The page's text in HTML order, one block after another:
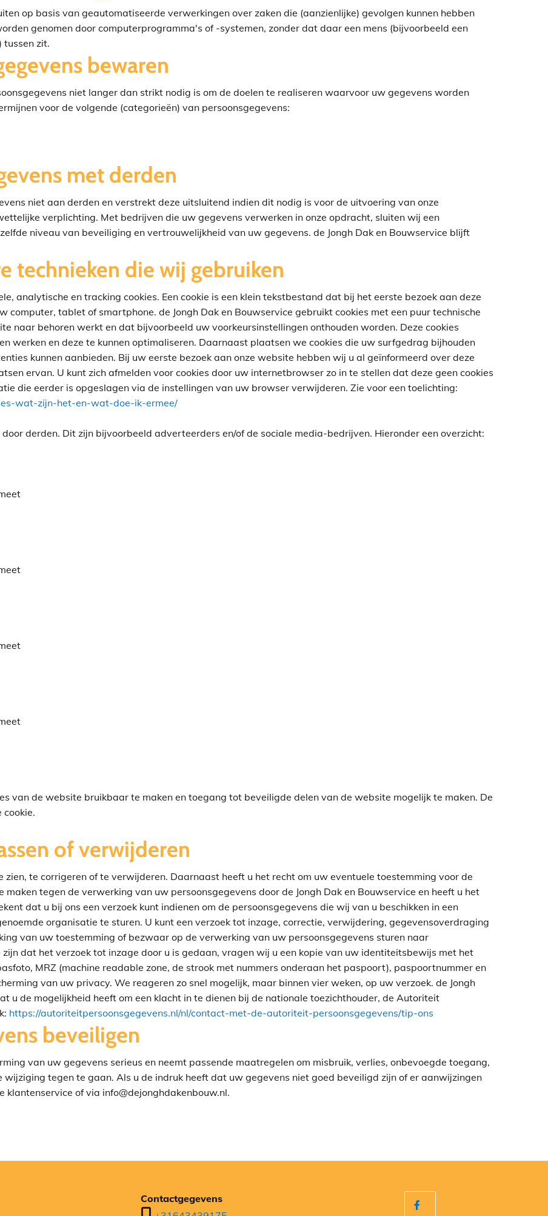
op basis van geautomatiseerde verwerkingen over zaken die (aanzienlijke) gevolgen kunnen hebben
genomen door computerprogramma's of -systemen, zonder dat daar een mens (bijvoorbeeld een
tussen zit.
bewaren
niet langer dan strikt nodig is om de doelen te realiseren waarvoor uw gegevens worden
voor de volgende (categorieën) van persoonsgegevens:
met derden
niet aan derden en verstrekt deze uitsluitend indien dit nodig is voor de uitvoering van onze
verplichting. Met bedrijven die uw gegevens verwerken in onze opdracht, sluiten wij een
niveau van beveiliging en vertrouwelijkheid van uw gegevens. de Jongh Dak en Bouwservice blijft
technieken die wij gebruiken
analytische en tracking cookies. Een cookie is een klein tekstbestand dat bij het eerste bezoek aan deze
tablet of smartphone. de Jongh Dak en Bouwservice gebruikt cookies met een puur technische
naar behoren werkt en dat bijvoorbeeld uw voorkeursinstellingen onthouden worden. Deze cookies
werken en deze te kunnen optimaliseren. Daarnaast plaatsen we cookies die uw surfgedrag bijhouden
kunnen aanbieden. Bij uw eerste bezoek aan onze website hebben wij u al geïnformeerd over deze
ervan. U kunt zich afmelden voor cookies door uw internetbrowser zo in te stellen dat deze geen cookies
die eerder is opgeslagen via de instellingen van uw browser verwijderen. Zie voor een toelichting:
wat-zijn-het-en-wat-doe-ik-ermee/
derden. Dit zijn bijvoorbeeld adverteerders en/of de sociale media-bedrijven. Hieronder een overzicht:
van de website bruikbaar te maken en toegang tot beveiligde delen van de website mogelijk te maken. De
cookie.
of verwijderen
zien, te corrigeren of te verwijderen. Daarnaast heeft u het recht om uw eventuele toestemming voor de
tegen de verwerking van uw persoonsgegevens door de Jongh Dak en Bouwservice en heeft u het
dat u bij ons een verzoek kunt indienen om de persoonsgegevens die wij van u beschikken in een
organisatie te sturen. U kunt een verzoek tot inzage, correctie, verwijdering, gegevensoverdraging
van uw toestemming of bezwaar op de verwerking van uw persoonsgegevens sturen naar
zijn dat het verzoek tot inzage door u is gedaan, vragen wij u een kopie van uw identiteitsbewijs met het
MRZ (machine readable zone, de strook met nummers onderaan het paspoort), paspoortnummer en
van uw privacy. We reageren zo snel mogelijk, maar binnen vier weken, op uw verzoek. de Jongh
u de mogelijkheid heeft om een klacht in te dienen bij de nationale toezichthouder, de Autoriteit
https://autoriteitpersoonsgegevens.nl/nl/contact-met-de-autoriteit-persoonsgegevens/tip-ons
beveiligen
van uw gegevens serieus en neemt passende maatregelen om misbruik, verlies, onbevoegde toegang,
tegen te gaan. Als u de indruk heeft dat uw gegevens niet goed beveiligd zijn of er aanwijzingen
klantenservice of via info@dejonghdakenbouw.nl.
Contactgegevens